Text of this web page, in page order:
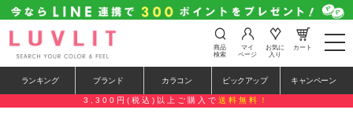
t
o
e
n
商品
検索
マイ
ページ
お気に
入り
カート
ランキング ブランド カラコン ピックアップ キャンペーン
3,300円(税込)以上ご購入で 送料無料！